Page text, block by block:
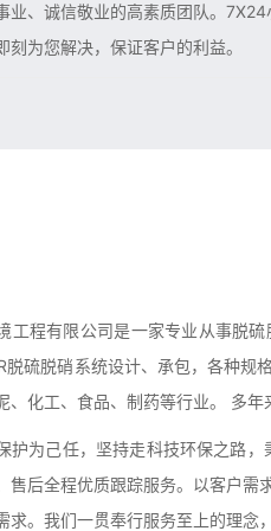
业、诚信敬业的高素质团队。
刻为您解决，保证客户的利益。
工程有限公司是一家专业从事脱
脱硫脱硝系统设计、承包，各种规
、化工、食品、制药等行业。 多年
护为己任，坚持走科技环保之路
售后全程优质跟踪服务。以客户
求。我们一贯奉行服务至上的理念